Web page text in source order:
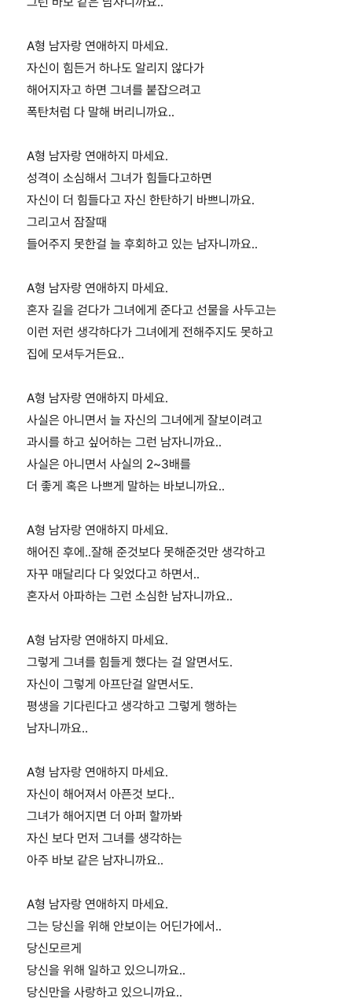
A형 남자랑 연애하지 마세요.
자신이 힘든거 하나도 알리지 않다가
해어지자고 하면 그녀를 붙잡으려고
폭탄처럼 다 말해 버리니까요..
A형 남자랑 연애하지 마세요.
성격이 소심해서 그녀가 힘들다고하면
자신이 더 힘들다고 자신 한탄하기 바쁘니까요.
그리고서 잠잘때
들어주지 못한걸 늘 후회하고 있는 남자니까요..
A형 남자랑 연애하지 마세요.
혼자 길을 걷다가 그녀에게 준다고 선물을 사두고는
이런 저런 생각하다가 그녀에게 전해주지도 못하고
집에 모셔두거든요..
A형 남자랑 연애하지 마세요.
사실은 아니면서 늘 자신의 그녀에게 잘보이려고
과시를 하고 싶어하는 그런 남자니까요..
사실은 아니면서 사실의 2~3배를
더 좋게 혹은 나쁘게 말하는 바보니까요..
A형 남자랑 연애하지 마세요.
해어진 후에..잘해 준것보다 못해준것만 생각하고
자꾸 매달리다 다 잊었다고 하면서..
혼자서 아파하는 그런 소심한 남자니까요..
A형 남자랑 연애하지 마세요.
그렇게 그녀를 힘들게 했다는 걸 알면서도.
자신이 그렇게 아프단걸 알면서도.
평생을 기다린다고 생각하고 그렇게 행하는
남자니까요..
A형 남자랑 연애하지 마세요.
자신이 해어져서 아픈것 보다..
그녀가 해어지면 더 아퍼 할까봐
자신 보다 먼저 그녀를 생각하는
아주 바보 같은 남자니까요..
A형 남자랑 연애하지 마세요.
그는 당신을 위해 안보이는 어딘가에서..
당신모르게
당신을 위해 일하고 있으니까요..
당신만을 사랑하고 있으니까요..